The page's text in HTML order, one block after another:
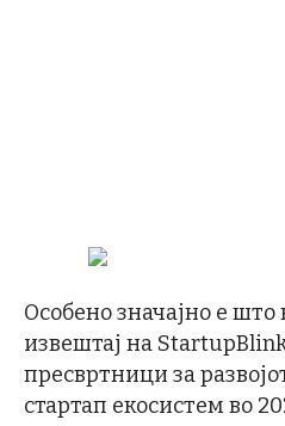
Особено значајно е
извештај на
пресвртници за
стартап екосистем во